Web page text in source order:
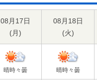
08月17日
(月)
08月18日
(火)
晴時々曇 晴時々曇